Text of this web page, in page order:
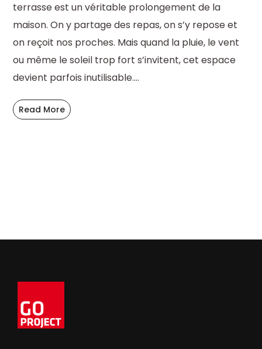
terrasse est un véritable prolongement de la
maison. On y partage des repas, on s’y repose et
on reçoit nos proches. Mais quand la pluie, le vent
ou même le soleil trop fort s’invitent, cet espace
devient parfois inutilisable....
Read More